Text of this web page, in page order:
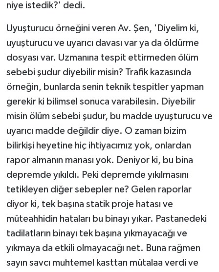
niye istedik?' dedi.
Uyuşturucu örneğini veren Av. Şen, 'Diyelim ki,
uyuşturucu ve uyarıcı davası var ya da öldürme
dosyası var. Uzmanına tespit ettirmeden ölüm
sebebi şudur diyebilir misin? Trafik kazasında
örneğin, bunlarda senin teknik tespitler yapman
gerekir ki bilimsel sonuca varabilesin. Diyebilir
misin ölüm sebebi şudur, bu madde uyuşturucu ve
uyarıcı madde değildir diye. O zaman bizim
bilirkişi heyetine hiç ihtiyacımız yok, onlardan
rapor almanın manası yok. Deniyor ki, bu bina
depremde yıkıldı. Peki depremde yıkılmasını
tetikleyen diğer sebepler ne? Gelen raporlar
diyor ki, tek başına statik proje hatası ve
müteahhidin hataları bu binayı yıkar. Pastanedeki
tadilatların binayı tek başına yıkmayacağı ve
yıkmaya da etkili olmayacağı net. Buna rağmen
sayın savcı muhtemel kasttan mütalaa verdi ve